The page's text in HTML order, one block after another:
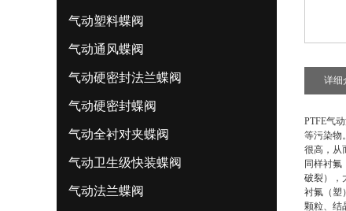
气动塑料蝶阀
气动通风蝶阀
气动硬密封法兰蝶阀
气动硬密封蝶阀
气动全衬对夹蝶阀
气动卫生级快装蝶阀
气动法兰蝶阀
详细
PTFE气
等污染物
很高，从
同样衬氟
破裂），
衬氟（塑
颗粒、结